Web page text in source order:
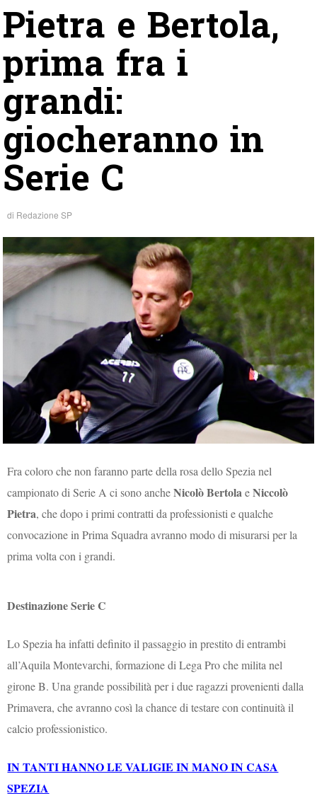
Pietra e Bertola,
prima fra i
grandi:
giocheranno in
Serie C
di Redazione SP
Fra coloro che non faranno parte della rosa dello Spezia nel
campionato di Serie A ci sono ancheNicolò BertolaeNiccolò
Pietra, che dopo i primi contratti da professionisti e qualche
convocazione in Prima Squadra avranno modo di misurarsi per la
prima volta con i grandi.
Destinazione Serie C
Lo Spezia ha infatti definito il passaggio in prestito di entrambi
all’Aquila Montevarchi, formazione di Lega Pro che milita nel
girone B. Una grande possibilità per i due ragazzi provenienti dalla
Primavera, che avranno così la chance di testare con continuità il
calcio professionistico.
IN TANTI HANNO LE VALIGIE IN MANO IN CASA
SPEZIA